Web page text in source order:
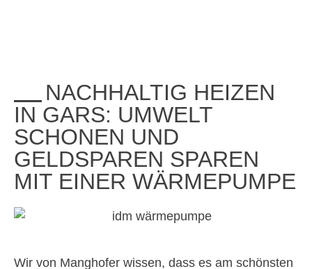
NACHHALTIG HEIZEN
IN GARS: UMWELT
SCHONEN UND
GELDSPAREN SPAREN
MIT EINER WÄRMEPUMPE
Wir von Manghofer wissen, dass es am schönsten